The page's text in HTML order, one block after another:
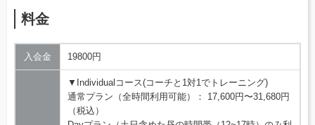
料金
入会金 19800円
▼Individualコース(コーチと1対1でトレーニング)
通常プラン（全時間利用可能）： 17,600円〜31,680円
（税込）